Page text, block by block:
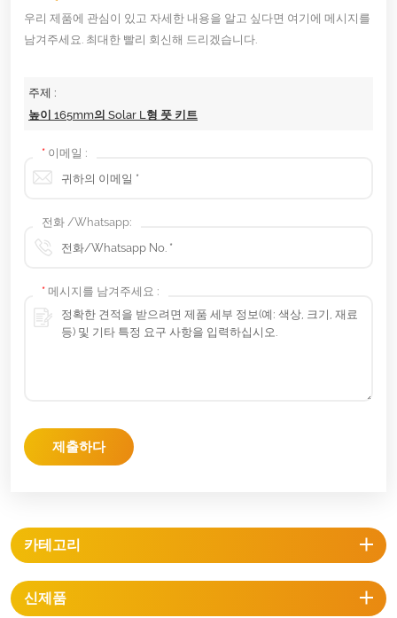
우리 제품에 관심이 있고 자세한 내용을 알고 싶다면 여기에 메시지를
남겨주세요. 최대한 빨리 회신해 드리겠습니다.
주제 :
높이 165mm의 Solar L형 풋 키트
* 이메일 :
전화 /Whatsapp:
* 메시지를 남겨주세요 :
제출하다
카테고리
신제품